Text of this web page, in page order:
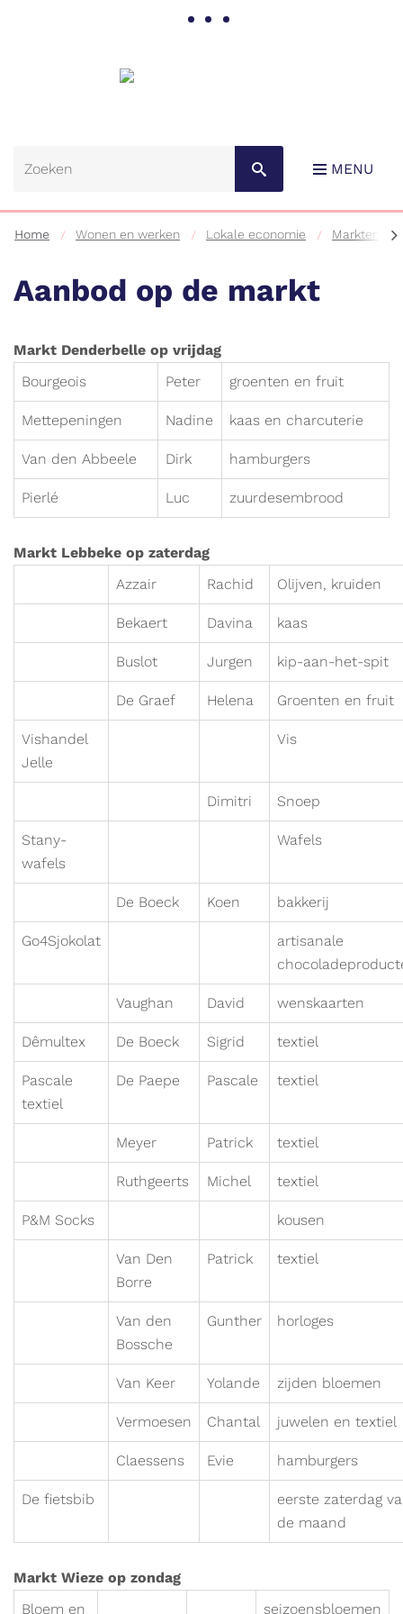
Naar
content
MENU
Home Wonen en werken Lokale economie Markten,
Aanbod op de markt
Markt Denderbelle op vrijdag
Bourgeois
Peter groenten en fruit
Mettepeningen Nadine kaas en charcuterie
Van den Abbeele Dirk hamburgers
Pierlé Luc zuurdesembrood
Markt Lebbeke op zaterdag
Azzair
Rachid Olijven, kruiden
Bekaert Davina kaas
Buslot Jurgen kip-aan-het-spit
De Graef Helena Groenten en fruit
Vishandel
Jelle
Vis
Dimitri Snoep
Stany-
wafels
Wafels
De Boeck Koen bakkerij
Go4Sjokolat
artisanale
Vaughan David wenskaarten
Dêmultex De Boeck Sigrid textiel
Pascale
textiel
De Paepe Pascale textiel
Meyer Patrick textiel
Ruthgeerts Michel textiel
P&M Socks kousen
Van Den
Borre
Patrick textiel
Van den
Bossche
Gunther horloges
Van Keer Yolande zijden bloemen
Vermoesen Chantal juwelen en textiel
Claessens Evie hamburgers
De fietsbib
eerste zaterdag
de maand
Markt Wieze op zondag
Bloem en
seizoensbloemen